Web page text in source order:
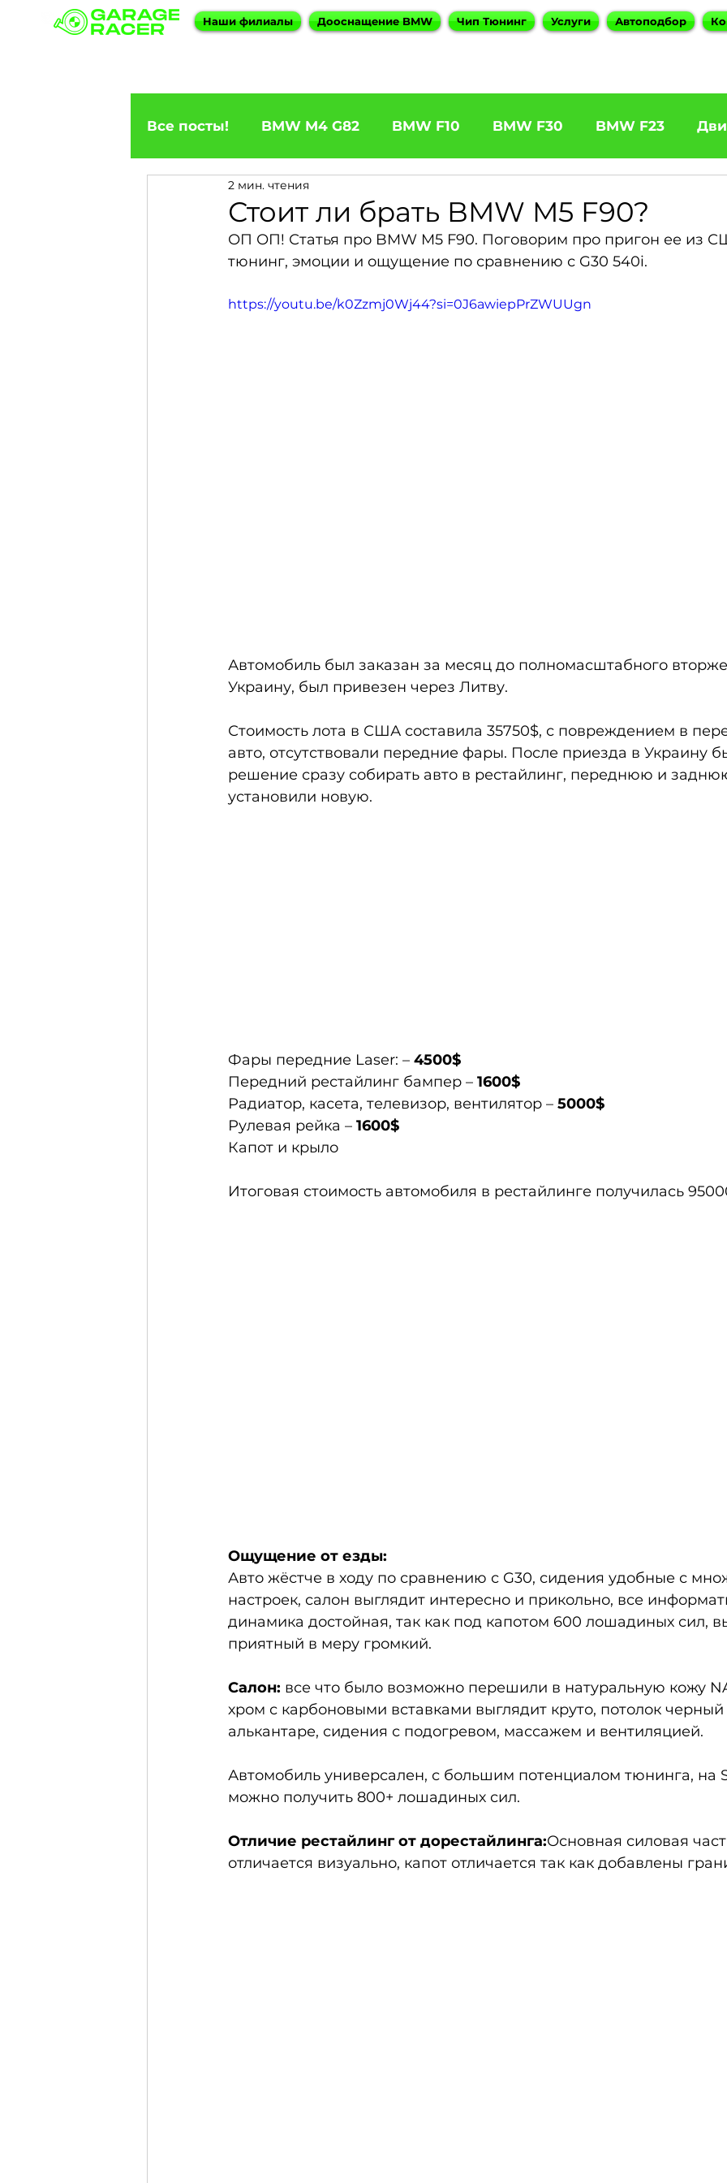
Наши филиалы Дооснащение BMW Чип Тюнинг Услуги Автоподбор
Все посты! BMW M4 G82 BMW F10 BMW F30 BMW F23
ПРИГОН BMW
BMW X5 BMW E92 335 BOOTMOD3 BMW X5 E70
Стоит ли брать BMW M5 F90?
2 мин. чтения
ОП ОП! Статья про BMW M5 F90. Поговорим про пригон ее из
тюнинг, эмоции и ощущение по сравнению с G30 540i.
https://youtu.be/k0Zzmj0Wj44?si=0J6awiepPrZWUUgn
Автомобиль был заказан за месяц до полномасштабного
Украину, был привезен через Литву.
Стоимость лота в США составила 35750$, с повреждением в
авто, отсутствовали передние фары. После приезда в Украину
решение сразу собирать авто в рестайлинг, переднюю и
установили новую.
Фары передние Laser: – 4500$
Передний рестайлинг бампер – 1600$
Радиатор, касета, телевизор, вентилятор – 5000$
Рулевая рейка – 1600$
Капот и крыло
Итоговая стоимость автомобиля в рестайлинге получилась
Ощущение от езды:
Авто жёстче в ходу по сравнению с G30, сидения удобные с
настроек, салон выглядит интересно и прикольно, все
динамика достойная, так как под капотом 600 лошадиных сил,
приятный в меру громкий.
Салон: все что было возможно перешили в натуральную кожу
хром с карбоновыми вставками выглядит круто, потолок
алькантаре, сидения с подогревом, массажем и вентиляцией.
Автомобиль универсален, с большим потенциалом тюнинга, на
можно получить 800+ лошадиных сил.
Отличие рестайлинг от дорестайлинга:Основная силовая
отличается визуально, капот отличается так как добавлены